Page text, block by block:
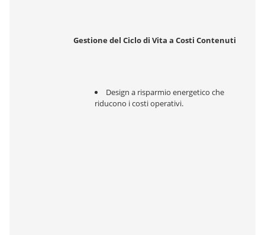
Gestione del Ciclo di Vita a Costi Contenuti
Design a risparmio energetico che
riducono i costi operativi.